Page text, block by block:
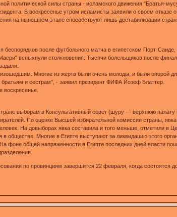
политической силы страны - исламского движения "Братья-
В воскресенье утром исламисты заявили о своем отказе
на нынешнем этапе способствуют лишь дестабилизации
после футбольного матча в египетском Порт-
вспыхнули столкновения. Тысячи болельщиков после
Многие из жертв были очень молоды, и были опорой
и сестрам", - заявил президент ФИФА Йозеф Блаттер.
выборам в Консультативный совет (шуру — верхнюю
По оценке Высшей избирательной комиссии страны,
На довыборах явка составила и того меньше, отметили в
Многие в Египте выступают за ликвидацию этого
фоне общей напряженности в Египте последних дней власти
по провинциям завершится 22 февраля, когда состоятся